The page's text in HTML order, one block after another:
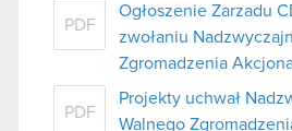
PDF
Ogłoszenie Zarzadu
zwołaniu
Zgromadzenia
PDF
Projekty uchwał
Walnego